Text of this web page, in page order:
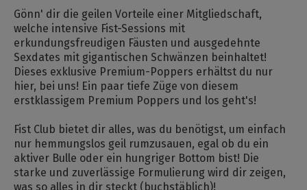
Gönn' dir die geilen Vorteile einer Mitgliedschaft,
welche intensive Fist-Sessions mit
erkundungsfreudigen Fäusten und ausgedehnte
Sexdates mit gigantischen Schwänzen beinhaltet!
Dieses exklusive Premium-Poppers erhältst du nur
hier, bei uns! Ein paar tiefe Züge von diesem
erstklassigem Premium Poppers und los geht's!
Fist Club bietet dir alles, was du benötigst, um einfach
nur hemmungslos geil rumzusauen, egal ob du ein
aktiver Bulle oder ein hungriger Bottom bist! Die
starke und zuverlässige Formulierung wird dir zeigen,
was so alles in dir steckt (buchstäblich)!